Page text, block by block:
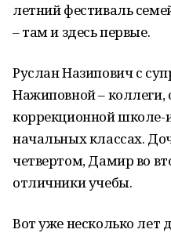
летний фестиваль
– там и здесь первые.
Руслан Назипович с
Нажиповной – коллеги,
коррекционной школе-
начальных классах.
четвертом, Дамир во
отличники учебы.
Вот уже несколько